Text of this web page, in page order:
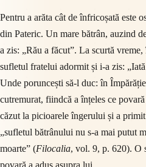
Pentru a arăta cât de înfricoșată este
din Pateric. Un mare bătrân, auzind
a zis: „Rău a făcut”. La scurtă
sufletul fratelui adormit și i-a zis:
Unde poruncești să-l duc: în
cutremurat, fiindcă a înțeles ce
căzut la picioarele îngerului și a
„sufletul bătrânului nu s-a mai putut
moarte” (Filocalia, vol. 9, p. 620). O
povară a adus asupra lui.